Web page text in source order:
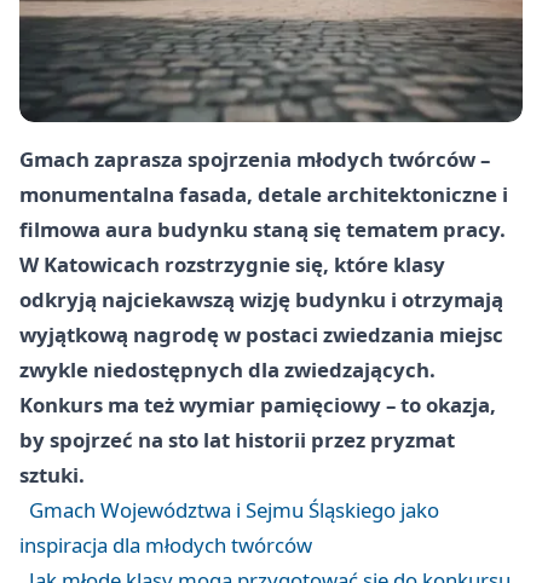
Gmach zaprasza spojrzenia młodych twórców –
monumentalna fasada, detale architektoniczne i
filmowa aura budynku staną się tematem pracy.
W Katowicach rozstrzygnie się, które klasy
odkryją najciekawszą wizję budynku i otrzymają
wyjątkową nagrodę w postaci zwiedzania miejsc
zwykle niedostępnych dla zwiedzających.
Konkurs ma też wymiar pamięciowy – to okazja,
by spojrzeć na sto lat historii przez pryzmat
sztuki.
Gmach Województwa i Sejmu Śląskiego jako
inspiracja dla młodych twórców